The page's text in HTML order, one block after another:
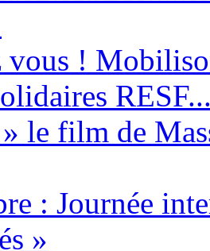
vous !
le film de
: Journée
»